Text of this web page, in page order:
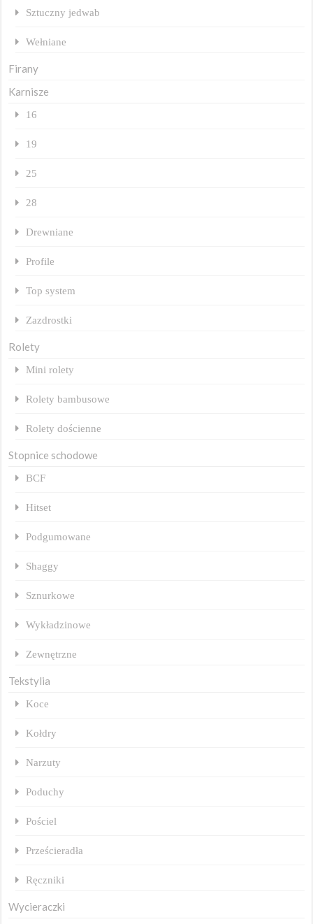
Sztuczny jedwab
Wełniane
Firany
Karnisze
16
19
25
28
Drewniane
Profile
Top system
Zazdrostki
Rolety
Mini rolety
Rolety bambusowe
Rolety dościenne
Stopnice schodowe
BCF
Hitset
Podgumowane
Shaggy
Sznurkowe
Wykładzinowe
Zewnętrzne
Tekstylia
Koce
Kołdry
Narzuty
Poduchy
Pościel
Prześcieradła
Ręczniki
Wycieraczki